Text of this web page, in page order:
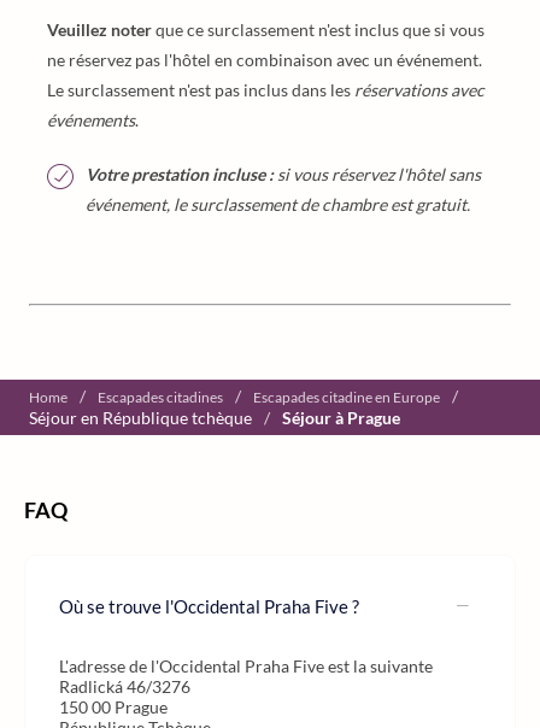
Veuillez noterque ce surclassement n'est inclus que si vous
ne réservez pas l'hôtel en combinaison avec un événement.
Le surclassement n'est pas inclus dans les réservations avec
événements.
Votre prestation incluse :si vous réservez l'hôtel sans
événement, le surclassement de chambre est gratuit.
Home / Escapades citadines / Escapades citadine en Europe
/
Séjour en République tchèque / Séjour à Prague
FAQ
Où se trouve l'Occidental Praha Five ?
L'adresse de l'Occidental Praha Five est la suivante
Radlická 46/3276
150 00 Prague